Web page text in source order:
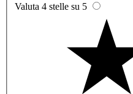
Valuta 4 stelle su 5